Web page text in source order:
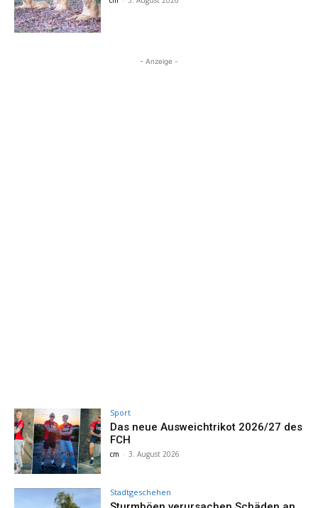
- Anzeige -
Sport
Das neue Ausweichtrikot 2026/27 des
FCH
cm - 3. August 2026
Stadtgeschehen